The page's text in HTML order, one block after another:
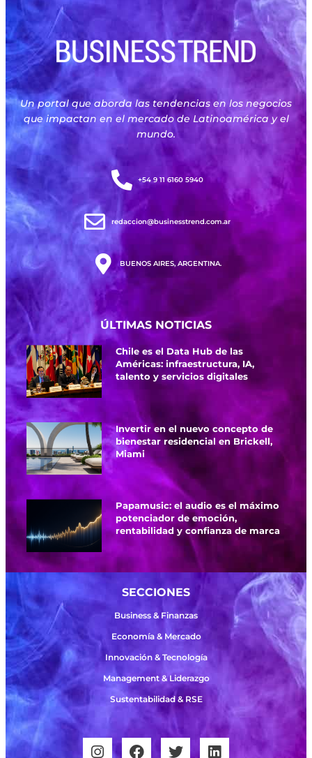
Un portal que aborda las tendencias en los negocios
que impactan en el mercado de Latinoamérica y el
mundo.
+54 9 11 6160 5940
redaccion@businesstrend.com.ar
BUENOS AIRES, ARGENTINA.
ÚLTIMAS NOTICIAS
Chile es el Data Hub de las
Américas: infraestructura, IA,
talento y servicios digitales
Invertir en el nuevo concepto de
bienestar residencial en Brickell,
Miami
Papamusic: el audio es el máximo
potenciador de emoción,
rentabilidad y confianza de marca
SECCIONES
Business & Finanzas
Economía & Mercado
Innovación & Tecnología
Management & Liderazgo
Sustentabilidad & RSE